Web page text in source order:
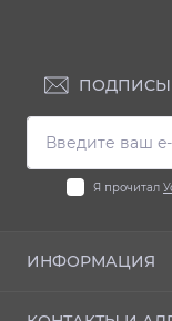
Я прочитал
ИНФОРМАЦИЯ